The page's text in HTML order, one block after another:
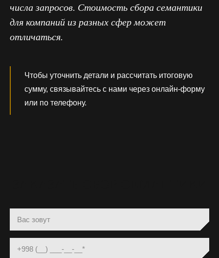
числа запросов. Стоимость сбора семантики
для компаний из разных сфер может
отличаться.
Чтобы уточнить детали и рассчитать итоговую
сумму, связывайтесь с нами через онлайн-форму
или по телефону.